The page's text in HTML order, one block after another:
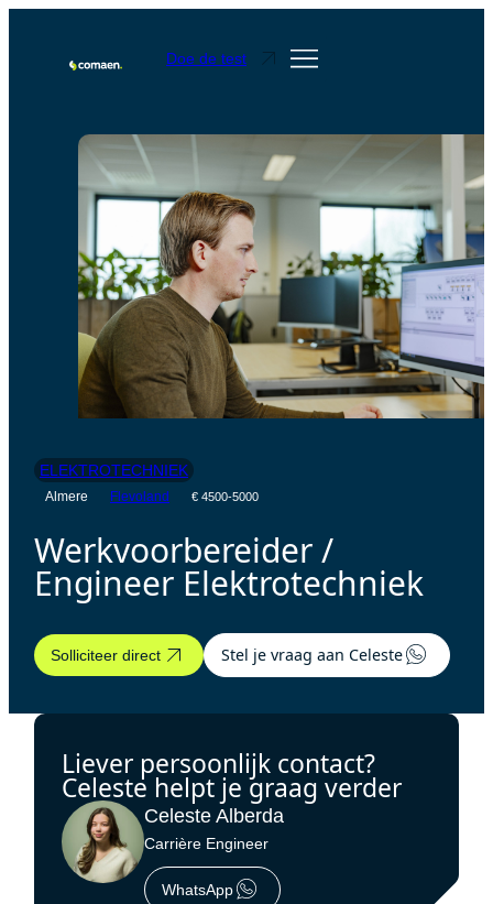
Doe de test
ELEKTROTECHNIEK
Almere Flevoland € 4500-5000
Werkvoorbereider /
Engineer Elektrotechniek
Solliciteer direct Stel je vraag aan Celeste
Liever persoonlijk contact?
Celeste helpt je graag verder
Celeste Alberda
Carrière Engineer
WhatsApp